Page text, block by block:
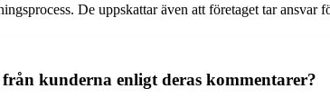
De uppskattar även att företaget tar ansvar
kunderna enligt deras kommentarer?